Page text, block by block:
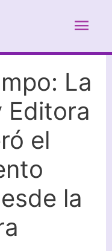
La
Editora
el
la